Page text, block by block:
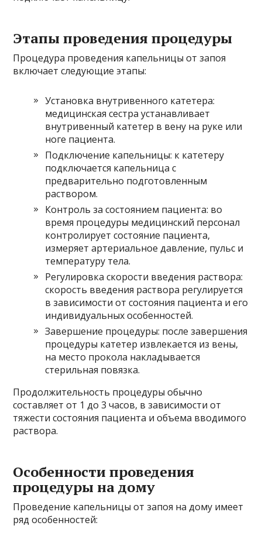
Этапы проведения процедуры
Процедура проведения капельницы от запоя
включает следующие этапы:
Установка внутривенного катетера:
медицинская сестра устанавливает
внутривенный катетер в вену на руке или
ноге пациента.
Подключение капельницы: к катетеру
подключается капельница с
предварительно подготовленным
раствором.
Контроль за состоянием пациента: во
время процедуры медицинский персонал
контролирует состояние пациента,
измеряет артериальное давление, пульс и
температуру тела.
Регулировка скорости введения раствора:
скорость введения раствора регулируется
в зависимости от состояния пациента и его
индивидуальных особенностей.
Завершение процедуры: после завершения
процедуры катетер извлекается из вены,
на место прокола накладывается
стерильная повязка.
Продолжительность процедуры обычно
составляет от 1 до 3 часов, в зависимости от
тяжести состояния пациента и объема вводимого
раствора.
Особенности проведения
процедуры на дому
Проведение капельницы от запоя на дому имеет
ряд особенностей: